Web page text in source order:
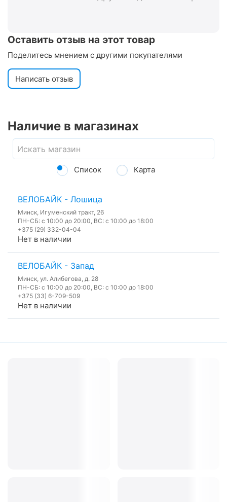
Оставить отзыв на этот товар
Поделитесь мнением с другими покупателями
Написать отзыв
Наличие в магазинах
Список Карта
ВЕЛОБАЙК - Лошица
Минск, Игуменский тракт, 26
ПН-СБ: с 10:00 до 20:00, ВС: с 10:00 до 18:00
+375 (29) 332-04-04
Нет в наличии
ВЕЛОБАЙК - Запад
Минск, ул. Алибегова, д. 28
ПН-СБ: с 10:00 до 20:00, ВС: с 10:00 до 18:00
+375 (33) 6-709-509
Нет в наличии